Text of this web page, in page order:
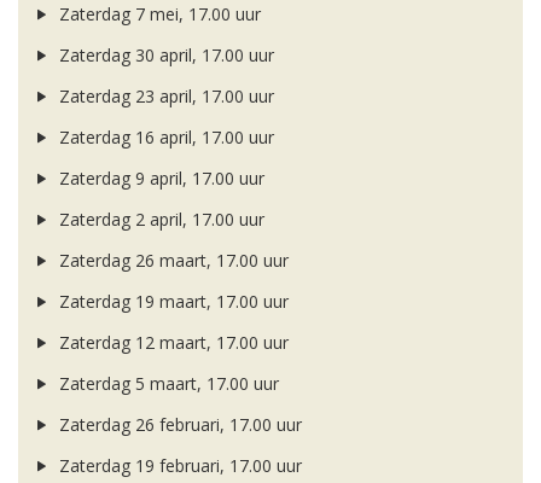
Zaterdag 7 mei, 17.00 uur
Zaterdag 30 april, 17.00 uur
Zaterdag 23 april, 17.00 uur
Zaterdag 16 april, 17.00 uur
Zaterdag 9 april, 17.00 uur
Zaterdag 2 april, 17.00 uur
Zaterdag 26 maart, 17.00 uur
Zaterdag 19 maart, 17.00 uur
Zaterdag 12 maart, 17.00 uur
Zaterdag 5 maart, 17.00 uur
Zaterdag 26 februari, 17.00 uur
Zaterdag 19 februari, 17.00 uur